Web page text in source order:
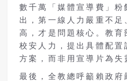
數千萬「媒體宣導費」粉
出，第一線人力嚴重不足
高，才是問題核心。教育
校安人力，提出具體配置
方案，而非用宣導片為失
最後，全教總呼籲賴政府